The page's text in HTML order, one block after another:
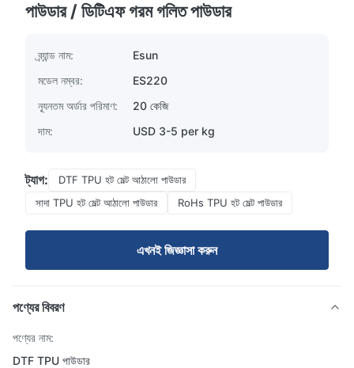
পাউডার / ডিটিএফ গরম গলিত পাউডার
ব্র্যান্ড নাম:
Esun
মডেল নম্বর:
ES220
ন্যূনতম অর্ডার পরিমাণ:
20 কেজি
দাম:
USD 3-5 per kg
ট্যাগ:
DTF TPU হট মেল্ট আঠালো পাউডার
সাদা TPU হট মেল্ট আঠালো পাউডার
RoHs TPU হট মেল্ট পাউডার
এখনই জিজ্ঞাসা করুন
পণ্যের বিবরণ
পণ্যের নাম:
DTF TPU পাউডার